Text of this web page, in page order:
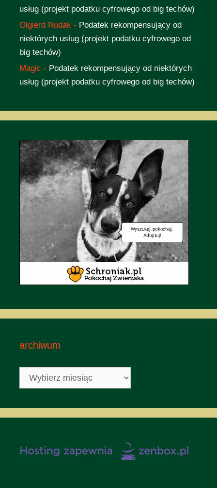
usług (projekt podatku cyfrowego od big techów)
Olgierd Rudak - Podatek rekompensujący od
niektórych usług (projekt podatku cyfrowego od
big techów)
Magic - Podatek rekompensujący od niektórych
usług (projekt podatku cyfrowego od big techów)
archiwum
archiwum